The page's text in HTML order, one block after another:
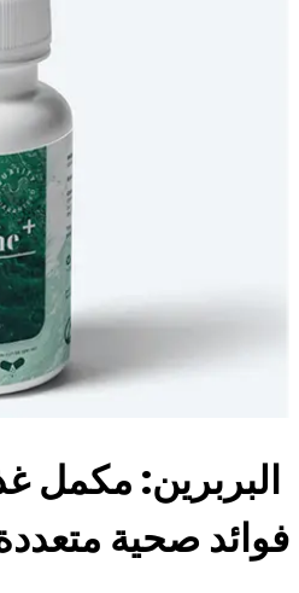
البربرين: مكمل
فوائد صحية